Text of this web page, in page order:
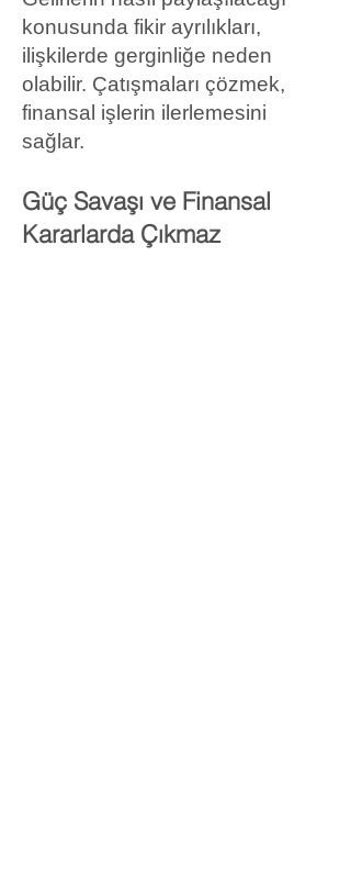
konusunda fikir ayrılıkları,
ilişkilerde gerginliğe neden
olabilir. Çatışmaları çözmek,
finansal işlerin ilerlemesini
sağlar.
Güç Savaşı ve Finansal
Kararlarda Çıkmaz